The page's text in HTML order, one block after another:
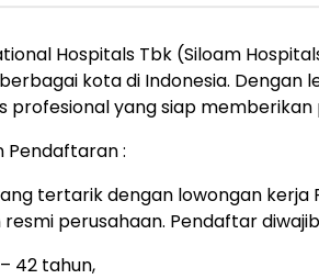
Hospitals Tbk (Siloam
kota di Indonesia.
profesional yang siap
Pendaftaran :
tertarik dengan lowongan kerja
perusahaan. Pendaftar
42 tahun,